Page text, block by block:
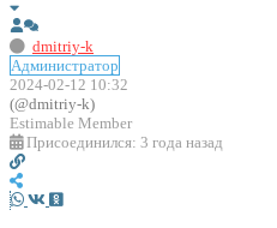
dmitriy-k
Администратор
2024-02-12 10:32
(@dmitriy-k)
Estimable Member
Присоединился: 3 года назад